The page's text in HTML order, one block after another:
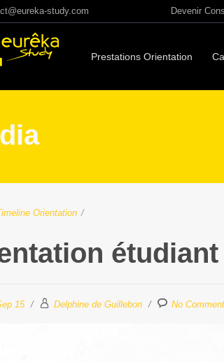
study.com Devenir
Prestations Orientation
Orientation /
étudiant
15 Delphine de Guillebon No